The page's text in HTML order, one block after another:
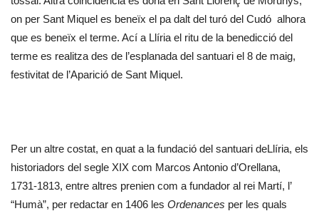
on per Sant Miquel es beneïx el pa dalt del turó del Cudó alhora
que es beneïx el terme. Ací a Llíria el ritu de la benedicció del
terme es realitza des de l’esplanada del santuari el 8 de maig,
festivitat de l’Aparició de Sant Miquel.
Per un altre costat, en quat a la fundació del santuari deLlíria, els
historiadors del segle XIX com Marcos Antonio d’Orellana,
1731-1813, entre altres prenien com a fundador al rei Martí, l’
“Humà”, per redactar en 1406 les Ordenances per les quals